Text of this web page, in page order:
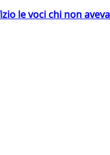
le voci chi non